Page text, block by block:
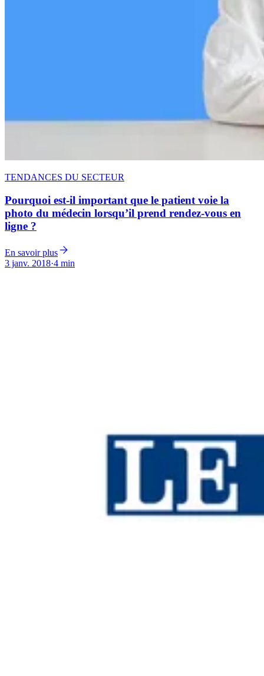
TENDANCES DU SECTEUR
Pourquoi est-il important que le patient voie la
photo du médecin lorsqu’il prend rendez-vous en
ligne ?
En savoir plus
3 janv. 2018·4 min